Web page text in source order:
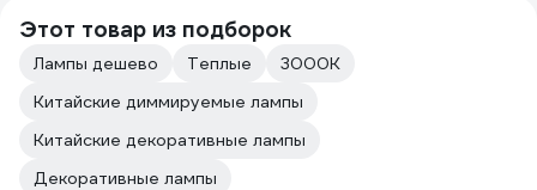
Этот товар из подборок
Лампы дешево Теплые
3000К
Китайские диммируемые лампы
Китайские декоративные лампы
Декоративные лампы